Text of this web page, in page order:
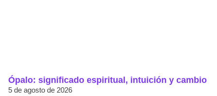
Ópalo: significado espiritual, intuición y cambio
5 de agosto de 2026